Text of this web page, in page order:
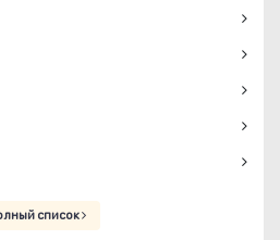
список